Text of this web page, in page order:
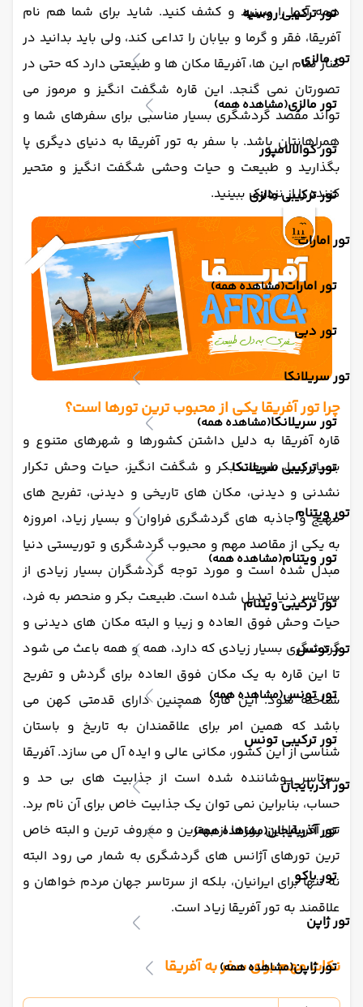
تور ترکیبی روسیه
تور مالزی
تور مالزی(مشاهده همه)
تور کوالالامپور
تور ترکیبی مالزی
تور امارات
تور امارات(مشاهده همه)
تور دبی
تور سریلانکا
تور سریلانکا(مشاهده همه)
تور ترکیبی سریلانکا
تور ویتنام
تور ویتنام(مشاهده همه)
تور ترکیبی ویتنام
تور تونس
تور تونس(مشاهده همه)
تور ترکیبی تونس
تور آذربایجان
تور آذربایجان(مشاهده همه)
تور باکو
تور ژاپن
تور ژاپن(مشاهده همه)
همه آنها را ببینید و کشف کنید. شاید برای شما هم نام
آفریقا، فقر و گرما و بیابان را تداعی کند، ولی باید بدانید در
کنار تمام این ها، آفریقا مکان ها و طبیعتی دارد که حتی در
تصورتان نمی گنجد. این قاره شگفت انگیز و مرموز می
تواند مقصد گردشگری بسیار مناسبی برای سفرهای شما و
همراهانتان باشد. با سفر به تور آفریقا به دنیای دیگری پا
بگذارید و طبیعت و حیات وحشی شگفت انگیز و متحیر
کننده را از نزدیک ببینید.
چرا تور آفریقا یکی از محبوب ترین تورها است؟
قاره آفریقا به دلیل داشتن کشورها و شهرهای متنوع و
بسیار زیبا، طبیعت بکر و شگفت انگیز، حیات وحش تکرار
نشدنی و دیدنی، مکان های تاریخی و دیدنی، تفریح های
مهیج و جاذبه های گردشگری فراوان و بسیار زیاد، امروزه
به یکی از مقاصد مهم و محبوب گردشگری و توریستی دنیا
مبدل شده است و مورد توجه گردشگران بسیار زیادی از
سرتاسر دنیا تبدیل شده است. طبیعت بکر و منحصر به فرد،
حیات وحش فوق العاده و زیبا و البته مکان های دیدنی و
گردشگری بسیار زیادی که دارد، همه و همه باعث می شود
تا این قاره به یک مکان فوق العاده برای گردش و تفریح
شناخته شود. این قاره همچنین دارای قدمتی کهن می
باشد که همین امر برای علاقمندان به تاریخ و باستان
شناسی از این کشور، مکانی عالی و ایده آل می سازد. آفریقا
سرتاسر پوشاننده شده است از جذابیت های بی حد و
حساب، بنابراین نمی توان یک جذابیت خاص برای آن نام برد.
تور آفریقا این روزها از بهترین و معروف ترین و البته خاص
ترین تورهای آژانس های گردشگری به شمار می رود البته
نه تنها برای ایرانیان، بلکه از سرتاسر جهان مردم خواهان و
علاقمند به تور آفریقا زیاد است.
نکات مهم برای سفر به آفریقا